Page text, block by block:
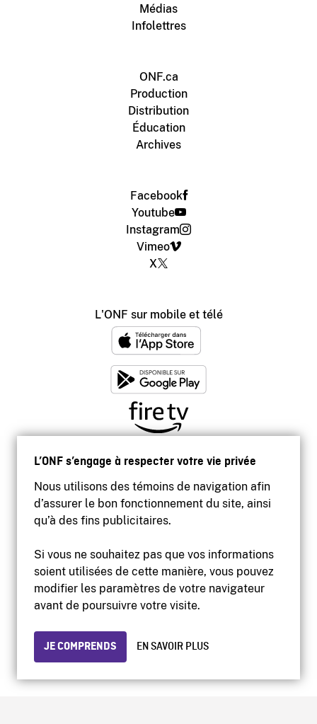
L’ONF s’engage à respecter votre vie privée
Nous utilisons des témoins de navigation afin
d’assurer le bon fonctionnement du site, ainsi
qu’à des fins publicitaires.
Si vous ne souhaitez pas que vos informations
soient utilisées de cette manière, vous pouvez
modifier les paramètres de votre navigateur
avant de poursuivre votre visite.
JE COMPRENDS EN SAVOIR PLUS
Médias
Infolettres
ONF.ca
Production
Distribution
Éducation
Archives
Facebook
Youtube
Instagram
Vimeo
X
L'ONF sur mobile et télé
Accessibilité
Site institutionnel
Protection des renseignements personnels
© 2026 Office national du film du Canada